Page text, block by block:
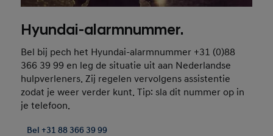
Hyundai-alarmnummer.
Bel bij pech het Hyundai-alarmnummer +31 (0)88
366 39 99 en leg de situatie uit aan Nederlandse
hulpverleners. Zij regelen vervolgens assistentie
zodat je weer verder kunt. Tip: sla dit nummer op in
je telefoon.
Bel +31 88 366 39 99